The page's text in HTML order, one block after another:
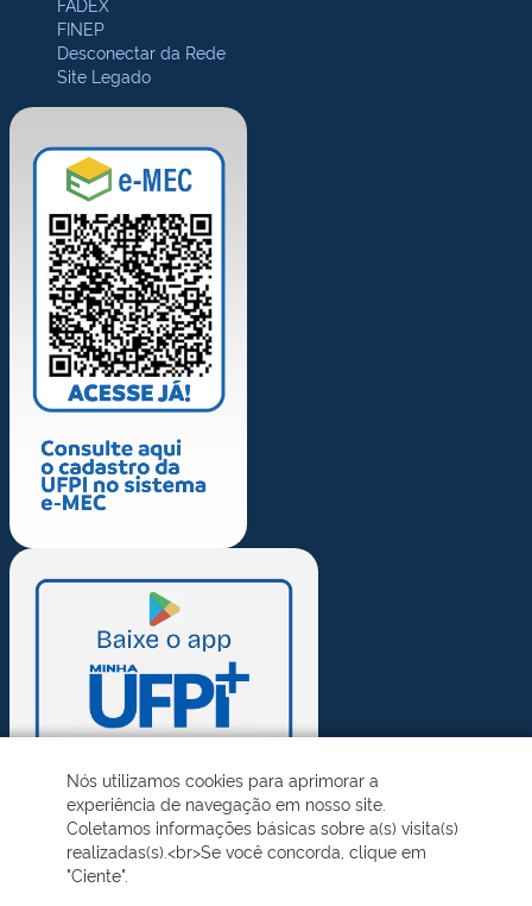
FINEP
Desconectar da Rede
Site Legado
Nós utilizamos cookies para aprimorar a
experiência de navegação em nosso site.
Coletamos informações básicas sobre a(s) visita(s)
realizadas(s).<br>Se você concorda, clique em
"Ciente".